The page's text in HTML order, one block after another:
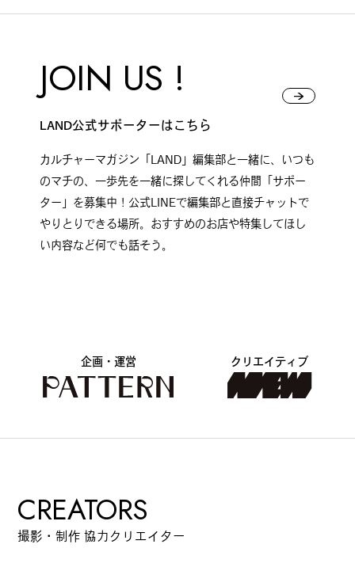
JOIN US !
LAND公式サポーターはこちら
カルチャーマガジン「LAND」編集部と一緒に、いつも
のマチの、一歩先を一緒に探してくれる仲間「サポー
ター」を募集中！公式LINEで編集部と直接チャットで
やりとりできる場所。おすすめのお店や特集してほし
い内容など何でも話そう。
企画・運営 クリエイティブ
CREATORS
撮影・制作 協力クリエイター